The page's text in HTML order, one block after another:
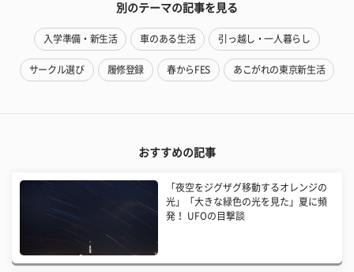
別のテーマの記事を見る
入学準備・新生活 車のある生活 引っ越し・一人暮らし
サークル選び 履修登録 春からFES あこがれの東京新生活
おすすめの記事
「夜空をジグザグ移動するオレンジの
光」「大きな緑色の光を見た」夏に頻
発！ UFOの目撃談